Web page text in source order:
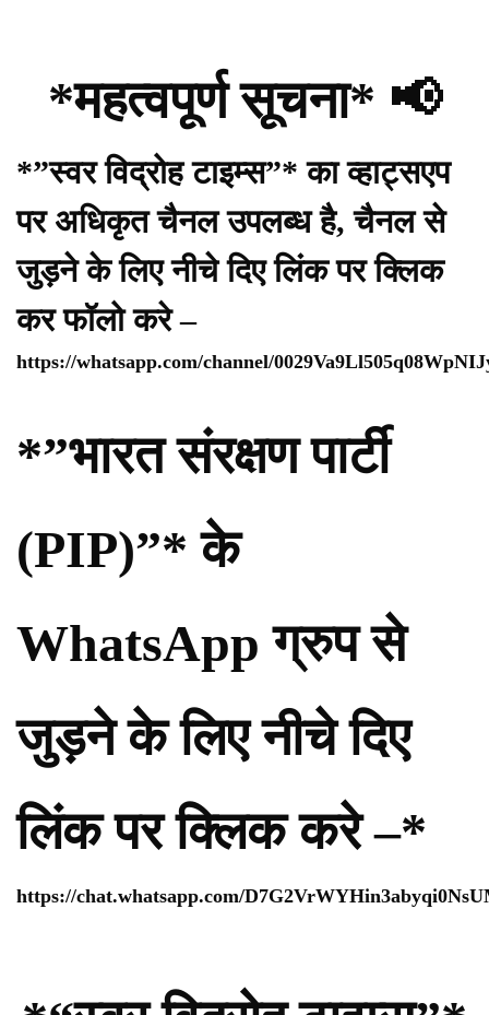
*महत्वपूर्ण सूचना* 📢
*”स्वर विद्रोह टाइम्स”* का व्हाट्सएप
पर अधिकृत चैनल उपलब्ध है, चैनल से
जुड़ने के लिए नीचे दिए लिंक पर क्लिक
कर फॉलो करे –
https://whatsapp.com/channel/
*”भारत संरक्षण पार्टी
(PIP)”* के
WhatsApp ग्रुप से
जुड़ने के लिए नीचे दिए
लिंक पर क्लिक करे –*
https://chat.whatsapp.com/